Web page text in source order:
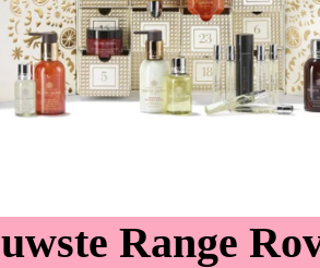
Range